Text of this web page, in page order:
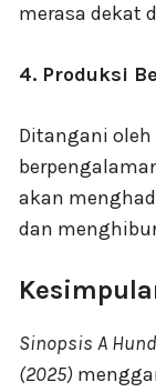
merasa dekat
4. Produksi
Ditangani
akan
dan
Sinopsis A
(2025)